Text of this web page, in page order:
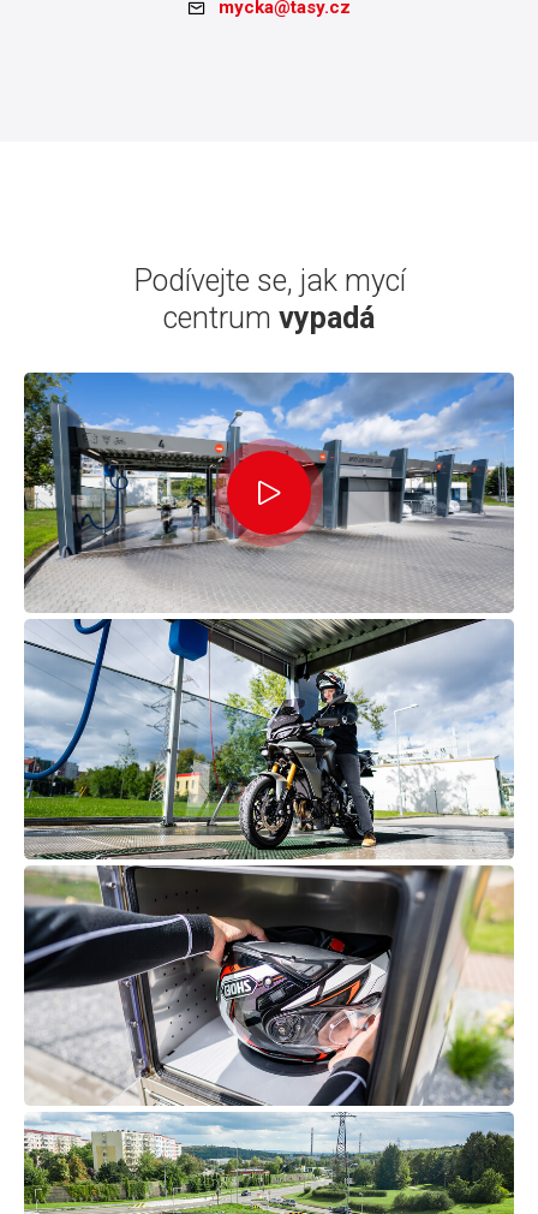
mycka@tasy.cz
Podívejte se, jak mycí
centrum vypadá